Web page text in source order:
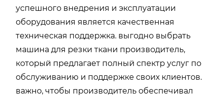
успешного внедрения и эксплуатации
оборудования является качественная
техническая поддержка. выгодно выбрать
машина для резки ткани производитель,
который предлагает полный спектр услуг по
обслуживанию и поддержке своих клиентов.
важно, чтобы производитель обеспечивал